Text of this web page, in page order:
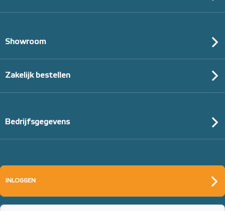
(thermisch 10m² per pak)
Showroom
Zakelijk bestellen
Bedrijfsgegevens
INLOGGEN